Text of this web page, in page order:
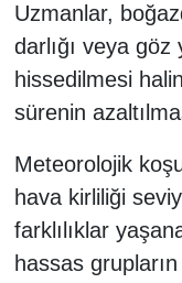
Uzmanlar,
darlığı veya
hissedilmesi
sürenin
Meteorolojik
hava kirliliği
farklılıklar
hassas